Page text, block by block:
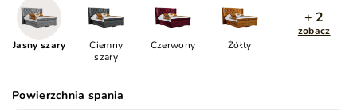
Jasny szary
Ciemny
szary
Czerwony Żółty
+ 2
zobacz
Powierzchnia spania